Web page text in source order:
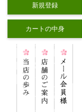
新規登録
カートの中身